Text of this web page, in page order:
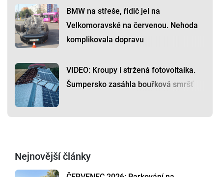
BMW na střeše, řidič jel na
Velkomoravské na červenou. Nehoda
komplikovala dopravu
VIDEO: Kroupy i stržená fotovoltaika.
Šumpersko zasáhla bouřková smršť
Nejnovější články